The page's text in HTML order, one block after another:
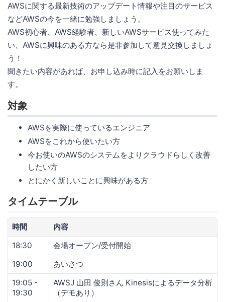
AWSに関する最新技術のアップデート情報や注目のサービス
などAWSの今を一緒に勉強しましょう。
AWS初心者、AWS経験者、新しいAWSサービス使ってみた
い、AWSに興味のある方なら是非参加して意見交換しましょ
う！
聞きたい内容があれば、お申し込み時に記入をお願いしま
す。
対象
AWSを実際に使っているエンジニア
AWSをこれから使いたい方
今お使いのAWSのシステムをよりクラウドらしく改善
したい方
とにかく新しいことに興味がある方
タイムテーブル
時間
内容
18:30
会場オープン/受付開始
19:00
あいさつ
19:05 -
19:30
AWSJ 山田 俊則さん Kinesisによるデータ分析
（デモあり）